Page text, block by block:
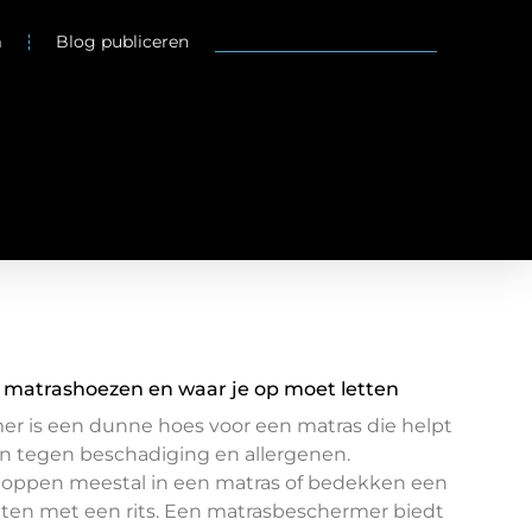
Blog publiceren
en waar je op moet letten
is een dunne hoes voor een matras die helpt
tegen beschadiging en allergenen.
meestal in een matras of bedekken een
met een rits. Een matrasbeschermer biedt